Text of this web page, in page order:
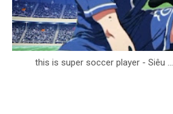
this is super soccer player - Siêu ...